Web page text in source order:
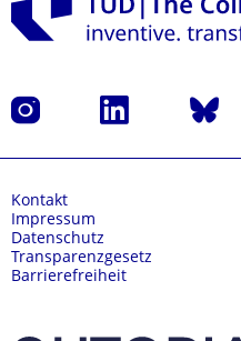
Instagram LinkedIn Bluesky
Kontakt
Impressum
Datenschutz
Transparenzgesetz
Barrierefreiheit